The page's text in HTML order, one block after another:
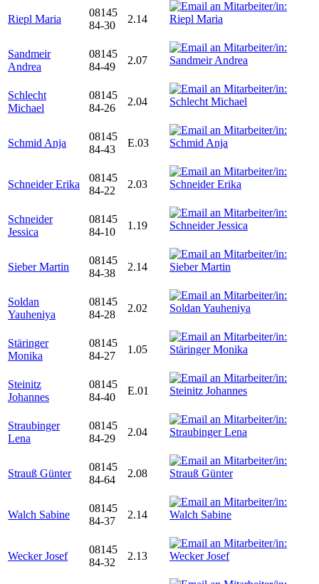
Riepl Maria
08145
84-30
2.14
Sandmeir
Andrea
08145
84-49
2.07
Schlecht
Michael
08145
84-26
2.04
Schmid Anja
08145
84-43
E.03
Schneider Erika
08145
84-22
2.03
Schneider
Jessica
08145
84-10
1.19
Sieber Martin
08145
84-38
2.14
Soldan
Yauheniya
08145
84-28
2.02
Stäringer
Monika
08145
84-27
1.05
Steinitz
Johannes
08145
84-40
E.01
Straubinger
Lena
08145
84-29
2.04
Strauß Günter
08145
84-64
2.08
Walch Sabine
08145
84-37
2.14
Wecker Josef
08145
84-32
2.13